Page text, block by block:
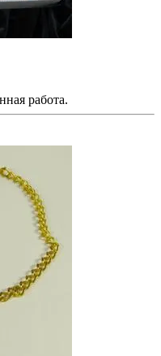
работа.